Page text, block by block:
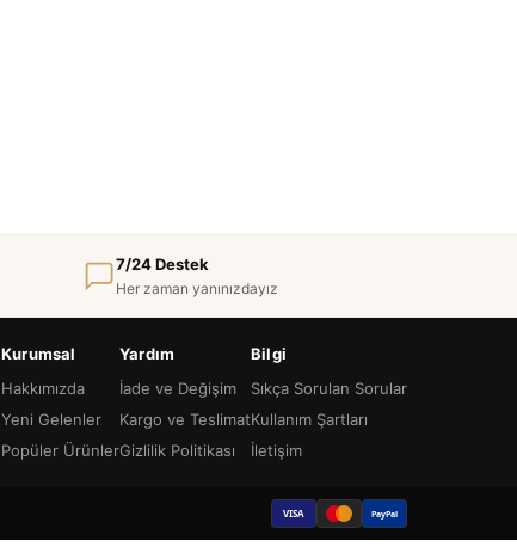
7/24 Destek
Her zaman yanınızdayız
Kurumsal
Hakkımızda
Yeni Gelenler
Popüler Ürünler
Yardım
İade ve Değişim
Kargo ve Teslimat
Gizlilik Politikası
Bilgi
Sıkça Sorulan Sorular
Kullanım Şartları
İletişim
VISA PayPal